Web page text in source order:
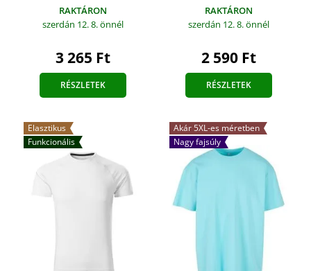
RAKTÁRON
szerdán 12. 8.önnél
3 265 Ft
RÉSZLETEK
RAKTÁRON
szerdán 12. 8.önnél
2 590 Ft
RÉSZLETEK
Elasztikus
Funkcionális
Akár 5XL-es méretben
Nagy fajsúly